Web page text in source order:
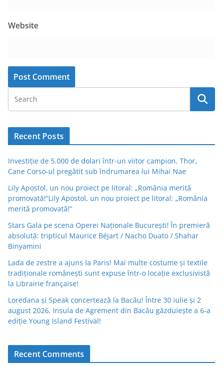
Website
Recent Posts
Investiție de 5.000 de dolari într-un viitor campion. Thor,
Cane Corso-ul pregătit sub îndrumarea lui Mihai Nae
Lily Apostol, un nou proiect pe litoral: „România merită
promovată!”Lily Apostol, un nou proiect pe litoral: „România
merită promovată!”
Stars Gala pe scena Operei Naționale București! În premieră
absolută: tripticul Maurice Béjart / Nacho Duato / Shahar
Binyamini
Lada de zestre a ajuns la Paris! Mai multe costume și textile
tradiționale românești sunt expuse într-o locație exclusivistă
la Librairie française!
Loredana și Speak concertează la Bacău! Între 30 iulie și 2
august 2026, Insula de Agrement din Bacău găzduiește a 6-a
ediție Young Island Festival!
Recent Comments